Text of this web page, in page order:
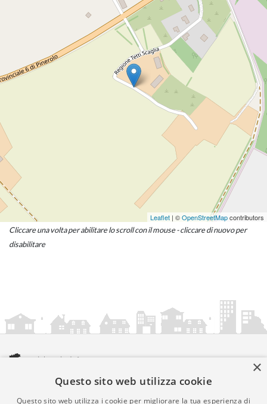
Leaflet | ©OpenStreetMapcontributors
Cliccare una volta per abilitare lo scroll con il mouse - cliccare di nuovo per
disabilitare
amministrazionicomunali.it è una iniziativa diartemedia.it
© Copyright MMXXIV - P.IVA 05400000724
×
Questo sito web utilizza cookie
Questo sito web utilizza i cookie per migliorare la tua esperienza di